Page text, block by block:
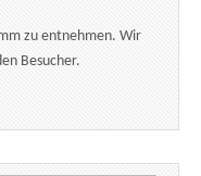
zu entnehmen. Wir
Besucher.